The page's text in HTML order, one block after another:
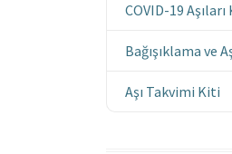
COVID-19
Bağışıklama ve
Aşı Takvimi Kiti